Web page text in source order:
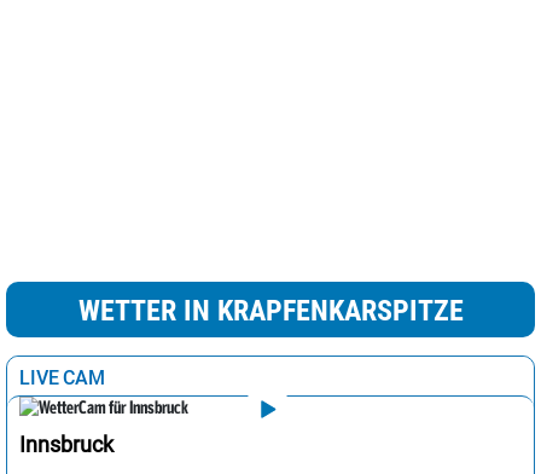
WETTER IN KRAPFENKARSPITZE
LIVE CAM
Innsbruck